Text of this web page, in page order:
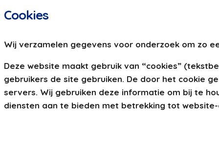
Cookies
Wij verzamelen gegevens voor onderzoek om zo
Deze website maakt gebruik van “cookies”
gebruikers de site gebruiken. De door het cookie
servers. Wij gebruiken deze informatie om bij te
diensten aan te bieden met betrekking tot